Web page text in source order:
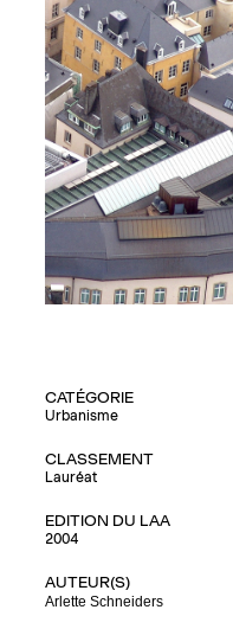
CATÉGORIE
Urbanisme
CLASSEMENT
Lauréat
EDITION DU LAA
2004
AUTEUR(S)
Arlette Schneiders